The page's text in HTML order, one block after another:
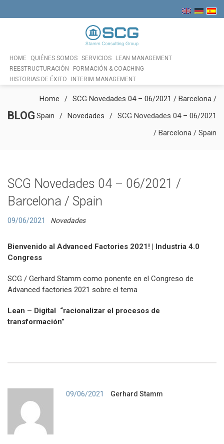
HOME QUIÉNES SOMOS SERVICIOS
LEAN MANAGEMENT
REESTRUCTURACIÓN
FORMACIÓN & COACHING
HISTORIAS DE ÉXITO
INTERIM MANAGEMENT
BLOG
Home
SCG Novedades 04 – 06/2021 / Barcelona /
Spain
Novedades
SCG Novedades 04 – 06/2021
/ Barcelona / Spain
SCG Novedades 04 – 06/2021 /
Barcelona / Spain
09/06/2021 Novedades
Bienvenido al Advanced Factories 2021! | Industria 4.0
Congress
SCG / Gerhard Stamm como ponente en el Congreso de
Advanced factories 2021 sobre el tema
Lean – Digital “racionalizar el procesos de
transformación”
09/06/2021 Autor
Gerhard Stamm